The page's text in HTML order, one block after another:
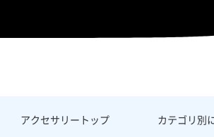
アクセサリー トップ カテゴリ別